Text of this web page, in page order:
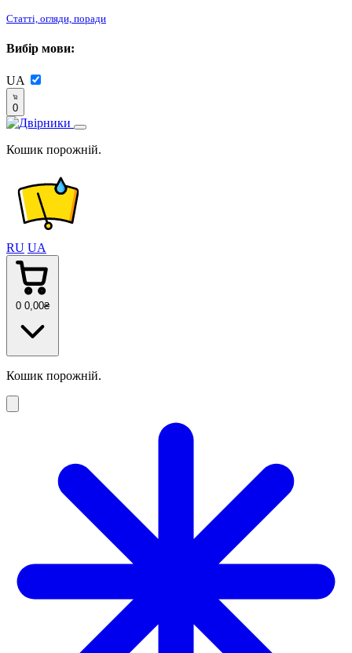
Статті, огляди, поради
Вибір мови:
UA
0
Кошик порожній.
RU UA
0 0 ,00₴
Кошик порожній.